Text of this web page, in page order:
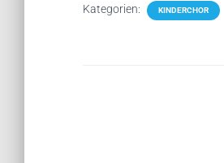
Kategorien: KINDERCHOR